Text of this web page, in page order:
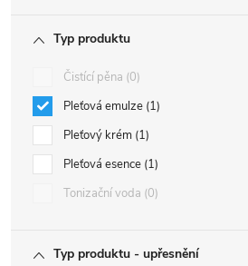
Typ produktu
Čistící pěna 0
Pleťová emulze 1
Pleťový krém 1
Pleťová esence 1
Tonizační voda 0
Typ produktu - upřesnění